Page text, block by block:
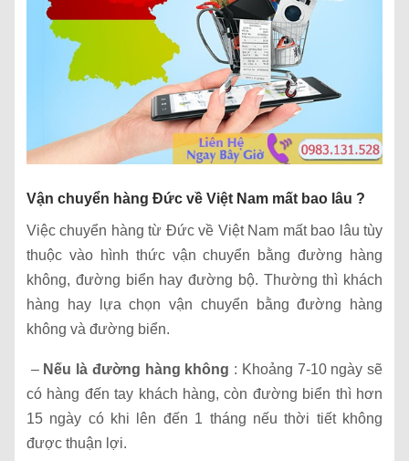
Vận chuyển hàng Đức về Việt Nam mất bao lâu ?
Việc chuyển hàng từ Đức về Việt Nam mất bao lâu tùy
thuộc vào hình thức vận chuyển bằng đường hàng
không, đường biển hay đường bộ. Thường thì khách
hàng hay lựa chọn vận chuyển bằng đường hàng
không và đường biển.
– Nếu là đường hàng không : Khoảng 7-10 ngày sẽ
có hàng đến tay khách hàng, còn đường biển thì hơn
15 ngày có khi lên đến 1 tháng nếu thời tiết không
được thuận lợi.